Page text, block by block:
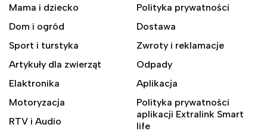
Mama i dziecko
Dom i ogród
Sport i turstyka
Artykuły dla zwierząt
Elaktronika
Motoryzacja
RTV i Audio
Polityka prywatności
Dostawa
Zwroty i reklamacje
Odpady
Aplikacja
Polityka prywatności
aplikacji Extralink Smart
life